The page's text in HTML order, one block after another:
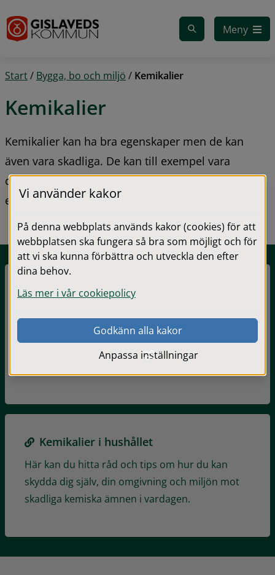
Meny
Start/ Bygga, bo och miljö / Kemikalier
Kemikalier
Kemikalier kan ha bra egenskaper men de kan
även vara skadliga. De kan till exempel vara
cancer- eller allergiframkallande, hormonstörande
eller vara skadliga för miljön.
Biltvätt
platsen. Risken är stor att det smutsiga
tvättvattnet rinner ut i vattendrag och sjöar via
Kemikalier i hushållet
Här kan du hitta råd och tips om hur du kan
skydda dig själv, din omgivning och miljön mot
skadliga kemiska ämnen i vardagen.
Vi använder kakor
På denna webbplats används kakor (cookies) för att
webbplatsen ska fungera så bra som möjligt och för
att vi ska kunna förbättra och utveckla den efter
dina behov.
Läs mer i vår cookiepolicy
Godkänn alla kakor
Anpassa inställningar